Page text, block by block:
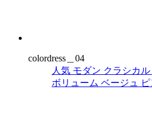
colordress＿04
人気 モダン クラシカル
ボリューム ベージュ